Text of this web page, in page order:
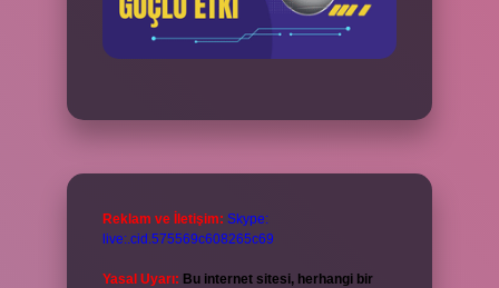
Reklam ve İletişim: Skype:
live:.cid.575569c608265c69
Yasal Uyarı: Bu internet sitesi, herhangi bir